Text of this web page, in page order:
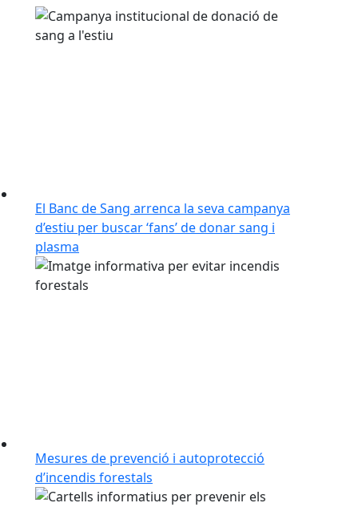
El Banc de Sang arrenca la seva campanya
d’estiu per buscar ‘fans’ de donar sang i
plasma
Mesures de prevenció i autoprotecció
d’incendis forestals